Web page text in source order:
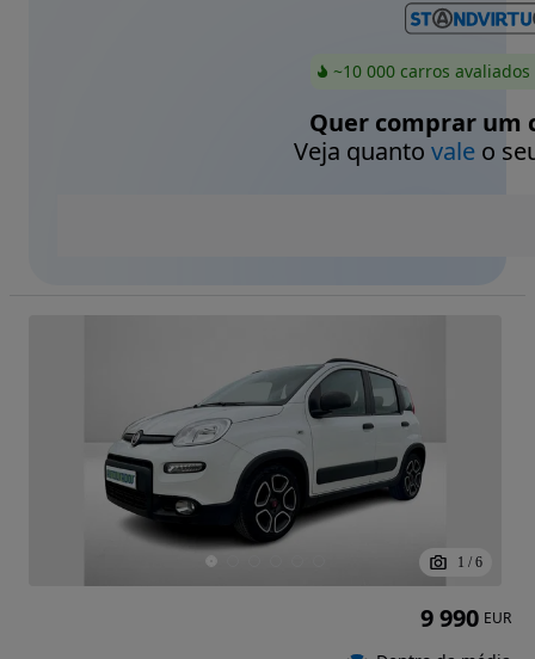
~10 000 carros
Quer comprar um
Veja quanto valeo
1 / 6
9 990 EUR